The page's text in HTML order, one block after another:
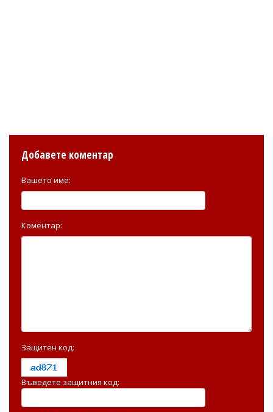
Добавете коментар
Вашето име:
Коментар:
Защитен код:
Въведете защитния код: